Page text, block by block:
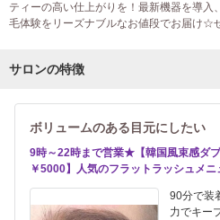
ティーの高い仕上がりを！最新機器を導
毛体験をリーズナブルなお値段でお届け☆
サロンの特徴
ボリュームのある目元にしたい
9時～22時まで営業★【韓国風束感ダ
￥5000】人気のフラットラッシュメ
90分で装
力でキー